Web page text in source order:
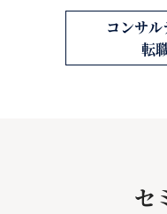
コンサ
転
セ